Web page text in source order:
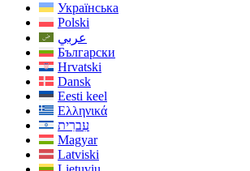
Українська
Polski
عربي
Български
Hrvatski
Dansk
Eesti keel
Ελληνικά
עִברִית
Magyar
Latviski